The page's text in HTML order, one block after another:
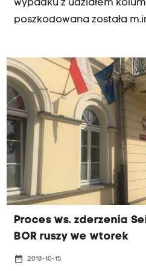
wypadku z udziałem
poszkodowana została
Proces ws. zderzenia
BOR ruszy we wtorek
date_range 2018-10-15